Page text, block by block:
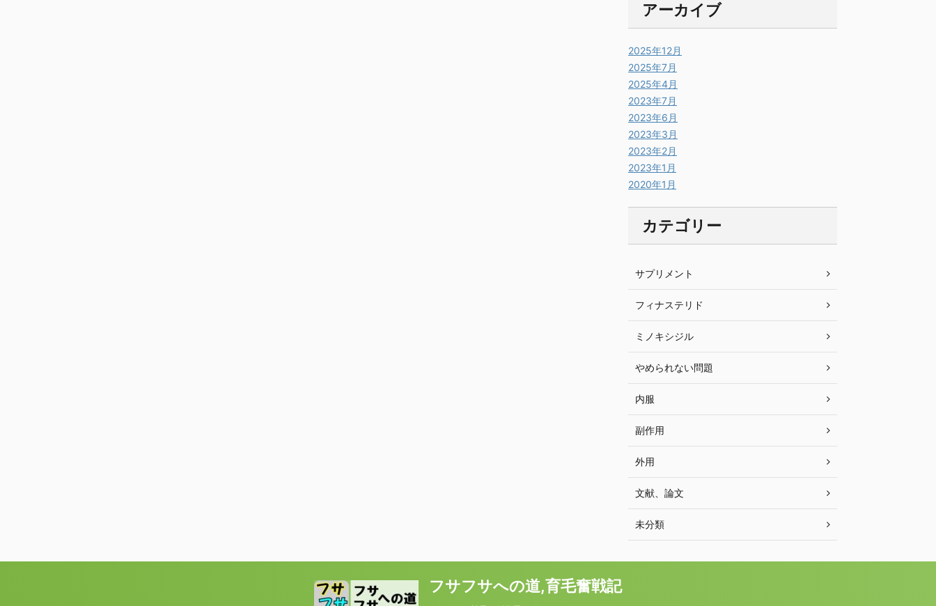
アーカイブ
2025年12月
2025年7月
2025年4月
2023年7月
2023年6月
2023年3月
2023年2月
2023年1月
2020年1月
カテゴリー
サプリメント
フィナステリド
ミノキシジル
やめられない問題
内服
副作用
外用
文献、論文
未分類
フサフサへの道,育毛奮戦記